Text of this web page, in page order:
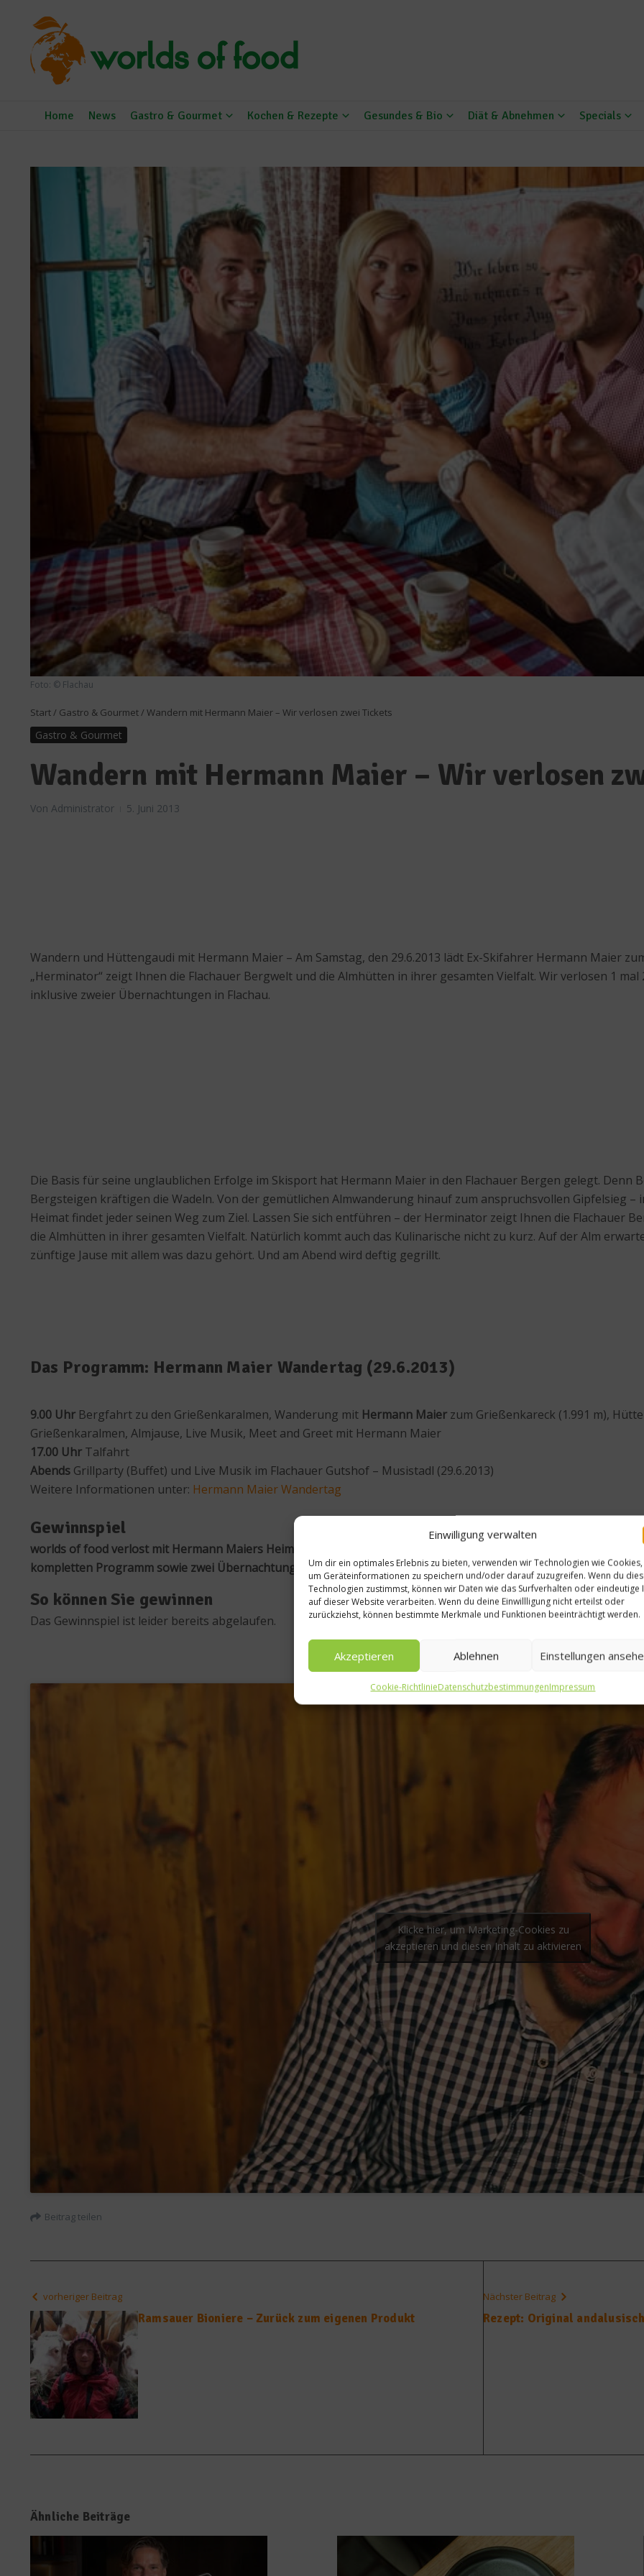
Einwilligung verwalten
Um dir ein optimales Erlebnis zu bieten, verwenden wir Technologien wie Cookies,
um Geräteinformationen zu speichern und/oder darauf zuzugreifen. Wenn du
Technologien zustimmst, können wir Daten wie das Surfverhalten oder eindeutige
auf dieser Website verarbeiten. Wenn du deine Einwillligung nicht erteilst oder
zurückziehst, können bestimmte Merkmale und Funktionen beeinträchtigt werden.
Akzeptieren Ablehnen Einstellungen
Cookie-RichtlinieDatenschutzbestimmungenImpressum
Home News Gastro & Gourmet Kochen & Rezepte Gesundes & Bio Diät & Abnehmen Specials
Foto: © Flachau
Start/ Gastro & Gourmet/ Wandern mit Hermann Maier – Wir verlosen zwei Tickets
Gastro & Gourmet
Wandern mit Hermann Maier – Wir verlosen
Von Administrator 5. Juni 2013
Wandern und Hüttengaudi mit Hermann Maier – Am Samstag, den 29.6.2013 lädt Ex-Skifahrer Hermann Maier
„Herminator“ zeigt Ihnen die Flachauer Bergwelt und die Almhütten in ihrer gesamten Vielfalt. Wir verlosen 1
inklusive zweier Übernachtungen in Flachau.
Die Basis für seine unglaublichen Erfolge im Skisport hat Hermann Maier in den Flachauer Bergen gelegt.
Bergsteigen kräftigen die Wadeln. Von der gemütlichen Almwanderung hinauf zum anspruchsvollen Gipfelsieg –
Heimat findet jeder seinen Weg zum Ziel. Lassen Sie sich entführen – der Herminator zeigt Ihnen die Flachauer
die Almhütten in ihrer gesamten Vielfalt. Natürlich kommt auch das Kulinarische nicht zu kurz. Auf der Alm
zünftige Jause mit allem was dazu gehört. Und am Abend wird deftig gegrillt.
Das Programm: Hermann Maier Wandertag (29.6.2013)
9.00 Uhr Bergfahrt zu den Grießenkaralmen, Wanderung mit Hermann Maier zum Grießenkareck (1.991 m),
Grießenkaralmen, Almjause, Live Musik, Meet and Greet mit Hermann Maier
17.00 Uhr Talfahrt
Abends Grillparty (Buffet) und Live Musik im Flachauer Gutshof – Musistadl (29.6.2013)
Weitere Informationen unter: Hermann Maier Wandertag
Gewinnspiel
worlds of food verlost mit Hermann Maiers Heimatgemeinde Flachau 1 mal 2 Tickets für den Hermann Maier
kompletten Programm sowie zwei Übernachtungen in Flachau (Fr. 28.6.-So 30.6.2013)
So können Sie gewinnen
Das Gewinnspiel ist leider bereits abgelaufen.
Klicke hier, um Marketing-Cookies zu
akzeptieren und diesen Inhalt zu aktivieren
Beitrag teilen
vorheriger Beitrag
Ramsauer Bioniere – Zurück zum eigenen Produkt
Nächster Beitrag
Rezept: Original
Ähnliche Beiträge